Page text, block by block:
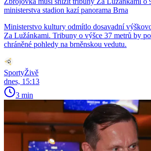
ministerstva stadion kazí panorama Brna
Ministerstvo kultury odmítlo dosavadní
Za Lužánkami. Tribuny o výšce 37 metrů by
chráněné pohledy na brněnskou vedutu.
SportyŽivě
dnes, 15:13
3 min